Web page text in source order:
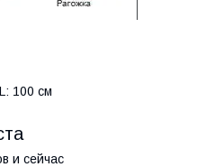
100 см
и сейчас